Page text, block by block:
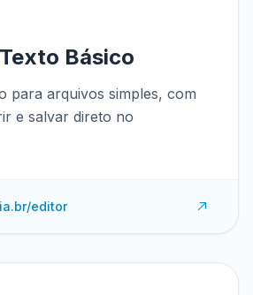
Básico
para arquivos simples, com
e salvar direto no
editor